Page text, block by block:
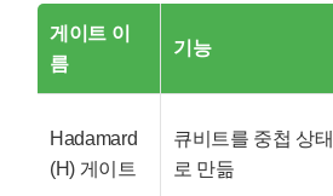
게이트 이
름
기능
Hadamard
(H) 게이트
큐비트를 중첩 상태
로 만듦